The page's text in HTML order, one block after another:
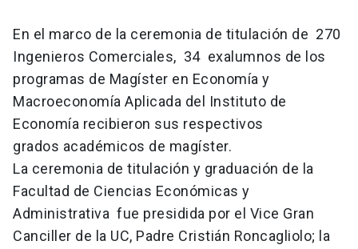
En el marco de la ceremonia de titulación de 270
Ingenieros Comerciales, 34 exalumnos de los
programas de Magíster en Economía y
Macroeconomía Aplicada del Instituto de
Economía recibieron sus respectivos
grados académicos de magíster.
La ceremonia de titulación y graduación de la
Facultad de Ciencias Económicas y
Administrativa fue presidida por el Vice Gran
Canciller de la UC, Padre Cristián Roncagliolo; la